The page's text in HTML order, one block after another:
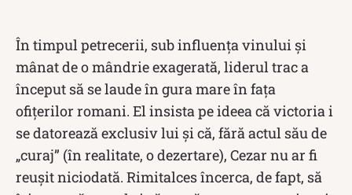
În timpul petrecerii, sub influența vinului și
mânat de o mândrie exagerată, liderul trac a
început să se laude în gura mare în fața
ofițerilor romani. El insista pe ideea că victoria i
se datorează exclusiv lui și că, fără actul său de
„curaj” (în realitate, o dezertare), Cezar nu ar fi
reușit niciodată. Rimitalces încerca, de fapt, să